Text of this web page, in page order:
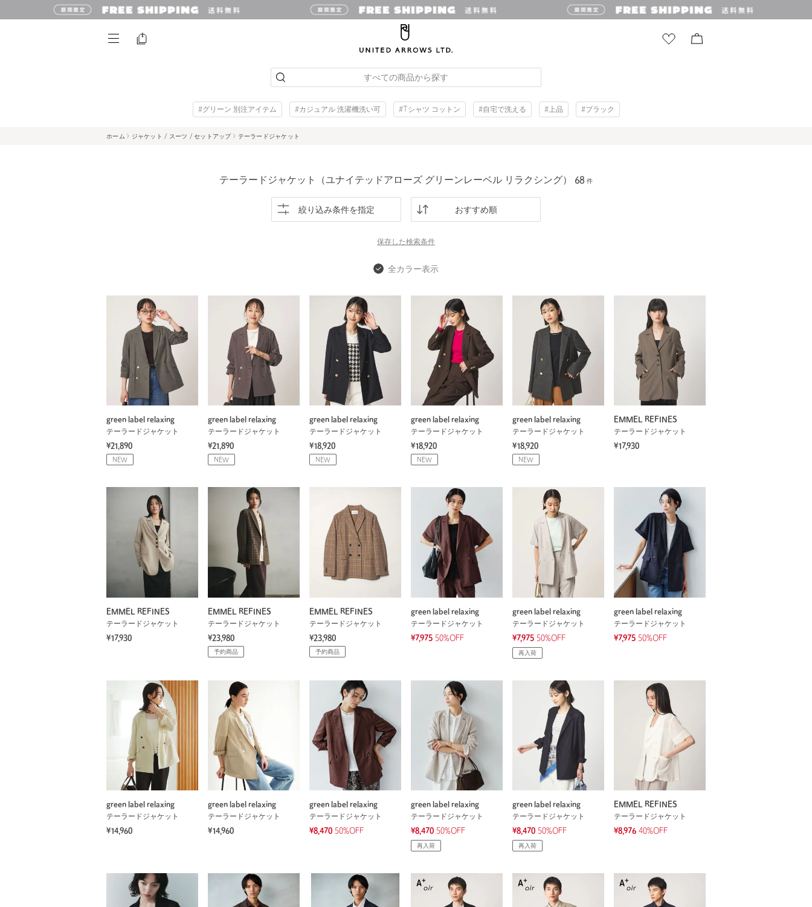
すべての商品から探す
#グリーン 別注アイテム #カジュアル 洗濯機洗い可 #Tシャツ コットン #自宅で洗える #上品 #ブラック
ホーム ジャケット / スーツ / セットアップ テーラードジャケット
テーラードジャケット（ユナイテッドアローズ グリーンレーベル リラクシング） 68 件
絞り込み条件を指定 おすすめ順
保存した検索条件
全カラー表示
green label relaxing
テーラードジャケット
¥21,890
NEW
green label relaxing
テーラードジャケット
¥21,890
NEW
green label relaxing
テーラードジャケット
¥18,920
NEW
green label relaxing
テーラードジャケット
¥18,920
NEW
green label relaxing
テーラードジャケット
¥18,920
NEW
EMMEL REFINES
テーラードジャケット
¥17,930
EMMEL REFINES
テーラードジャケット
¥17,930
EMMEL REFINES
テーラードジャケット
¥23,980
予約商品
EMMEL REFINES
テーラードジャケット
¥23,980
予約商品
green label relaxing
テーラードジャケット
¥7,975 50%OFF
green label relaxing
テーラードジャケット
¥7,975 50%OFF
再入荷
green label relaxing
テーラードジャケット
¥7,975 50%OFF
green label relaxing
テーラードジャケット
¥14,960
green label relaxing
テーラードジャケット
¥14,960
green label relaxing
テーラードジャケット
¥8,470 50%OFF
green label relaxing
テーラードジャケット
¥8,470 50%OFF
再入荷
green label relaxing
テーラードジャケット
¥8,470 50%OFF
再入荷
EMMEL REFINES
テーラードジャケット
¥8,976 40%OFF